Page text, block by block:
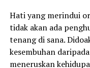
Hati yang merindui
tidak akan ada
tenang di sana.
kesembuhan
meneruskan